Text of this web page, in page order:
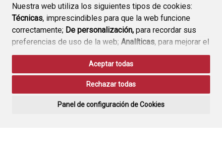
Nuestra web utiliza los siguientes tipos de cookies:
Técnicas, imprescindibles para que la web funcione
correctamente; De personalización, para recordar sus
preferencias de uso de la web; Analíticas, para mejorar el
funcionamiento de la web y sus servicios.
Si acepta pulsando el botón“Aceptar todas”
consideramos que acepta su uso. Si pulsa el botón
ninguna acción, se guardarán las cookies técnicas
Aceptar todas
Rechazar todas
Panel de configuración de Cookies